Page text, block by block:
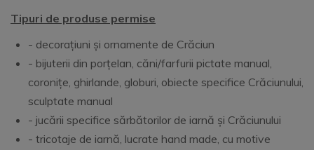
Tipuri de produse permise
- decorațiuni și ornamente de Crăciun
- bijuterii din porțelan, căni/farfurii pictate manual,
coronițe, ghirlande, globuri, obiecte specifice Crăciunului,
sculptate manual
- jucării specifice sărbătorilor de iarnă și Crăciunului
- tricotaje de iarnă, lucrate hand made, cu motive